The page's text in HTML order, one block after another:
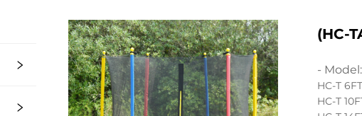
(HC-
- Model:
HC-T
HC-T